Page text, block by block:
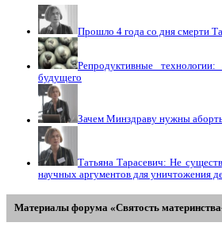
Прошло 4 года со дня смерти
Репродуктивные
будущего
Зачем Минздраву нужны
Татьяна Тарасевич: Не
научных аргументов для уничтожения
Материалы форума «Святость